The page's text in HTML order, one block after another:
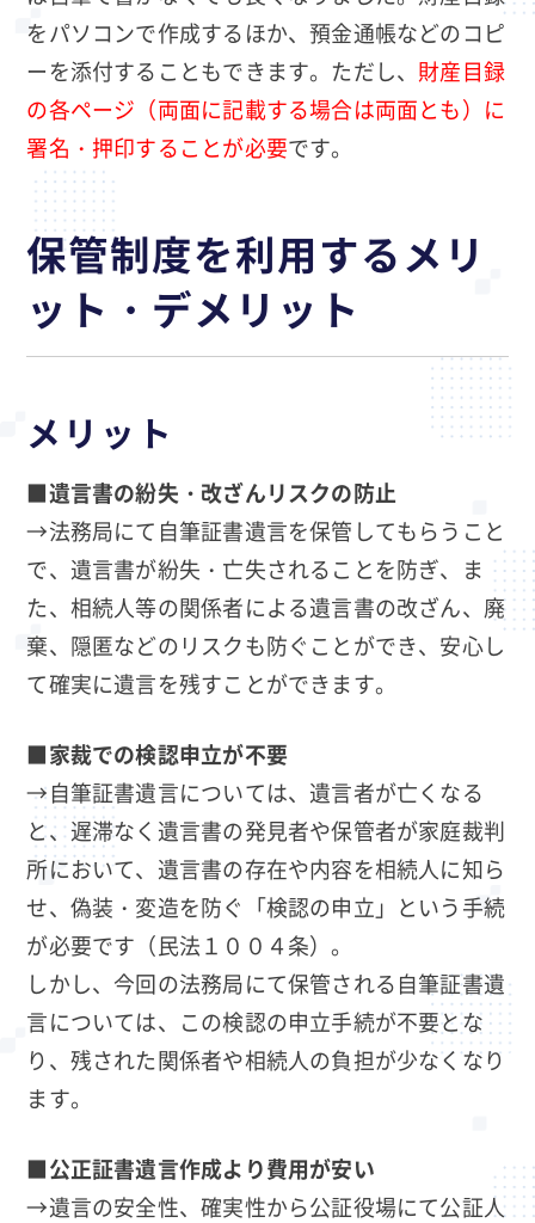
をパソコンで作成するほか、預金通帳などのコピ
ーを添付することもできます。ただし、 財産目録
の各ページ（両面に記載する場合は両面とも）に
署名・押印することが必要です。
保管制度を利用するメリ
ット・デメリット
メリット
■遺言書の紛失・改ざんリスクの防止
→法務局にて自筆証書遺言を保管してもらうこと
で、遺言書が紛失・亡失されることを防ぎ、ま
た、相続人等の関係者による遺言書の改ざん、廃
棄、隠匿などのリスクも防ぐことができ、安心し
て確実に遺言を残すことができます。
■家裁での検認申立が不要
→自筆証書遺言については、遺言者が亡くなる
と、遅滞なく遺言書の発見者や保管者が家庭裁判
所において、遺言書の存在や内容を相続人に知ら
せ、偽装・変造を防ぐ「検認の申立」という手続
が必要です（民法１００４条）。
しかし、今回の法務局にて保管される自筆証書遺
言については、この検認の申立手続が不要とな
り、残された関係者や相続人の負担が少なくなり
ます。
■公正証書遺言作成より費用が安い
→遺言の安全性、確実性から公証役場にて公証人